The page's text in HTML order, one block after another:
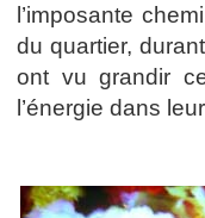
l’imposante
du quartier,
ont vu grandir
l’énergie dans